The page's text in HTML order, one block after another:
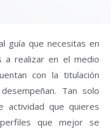
guía que necesitas en
a realizar en el medio
con la titulación
Tan solo
actividad que quieres
que mejor se